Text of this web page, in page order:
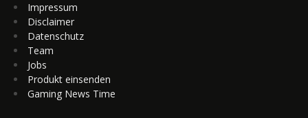
Impressum
Disclaimer
Datenschutz
Team
Jobs
Produkt einsenden
Gaming News Time